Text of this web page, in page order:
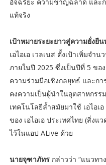
อัจฉริยะ ความชาญฉลาด และ
แท้จริง
เป้าหมายระยะยาวสู่ความยั่งยื
เอไอเอ เวลเนส ตั้งเป้าเพิ่มจำ
ภายในปี 2025 ซึ่งเป็นปีที่ 5 ขอ
ความร่วมมือเชิงกลยุทธ์ และก
คงความเป็นผู้นำในอุตสาหกร
เทคโนโลยีล้ำสมัยมาใช้ เอไอเ
ของ เอไอเอ ประเทศไทย (สิ่ง
ไว้ในแอป ALive ด้วย
นายจุฑาภัทรกล่าวว่า “แนวทา